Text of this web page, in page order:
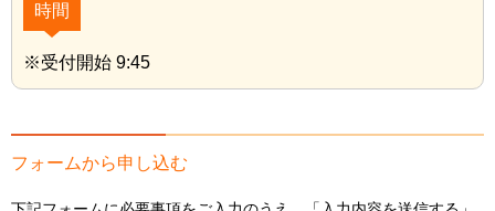
時間
※受付開始 9:45
フォームから申し込む